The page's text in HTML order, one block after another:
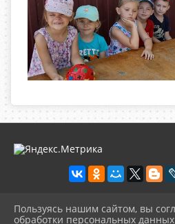
2026 г. olgbiblio.ru
Пользуясь нашим сайтом, вы
обработки персональных